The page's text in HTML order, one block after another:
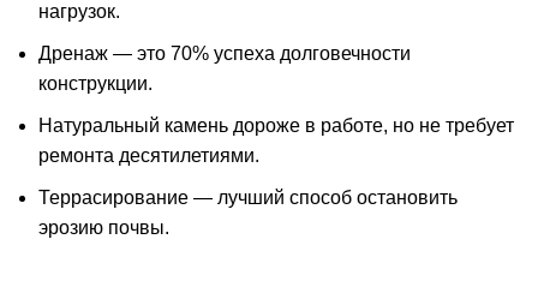
нагрузок.
Дренаж — это 70% успеха долговечности
конструкции.
Натуральный камень дороже в работе, но не требует
ремонта десятилетиями.
Террасирование — лучший способ остановить
эрозию почвы.